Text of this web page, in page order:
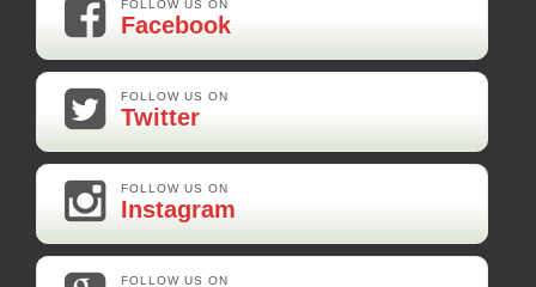
FOLLOW US ON
Facebook
FOLLOW US ON
Twitter
FOLLOW US ON
Instagram
FOLLOW US ON